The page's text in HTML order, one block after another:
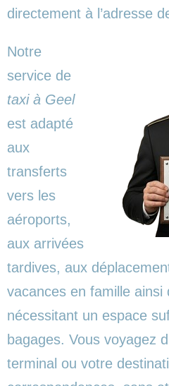
directement à l’adresse
Notre
service de
taxi à Geel
est adapté
aux
transferts
vers les
aéroports,
aux arrivées
tardives, aux
vacances en famille ainsi
nécessitant un espace
bagages. Vous voyagez
terminal ou votre